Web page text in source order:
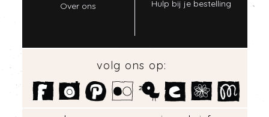
Over ons Hulp bij je bestelling
volg ons op: